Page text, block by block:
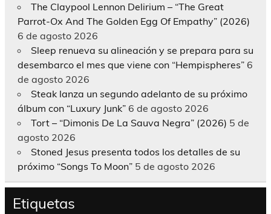
The Claypool Lennon Delirium – “The Great
Parrot-Ox And The Golden Egg Of Empathy” (2026)
6 de agosto 2026
Sleep renueva su alineación y se prepara para su
desembarco el mes que viene con “Hempispheres” 6
de agosto 2026
Steak lanza un segundo adelanto de su próximo
álbum con “Luxury Junk” 6 de agosto 2026
Tort – “Dimonis De La Sauva Negra” (2026) 5 de
agosto 2026
Stoned Jesus presenta todos los detalles de su
próximo “Songs To Moon” 5 de agosto 2026
Etiquetas